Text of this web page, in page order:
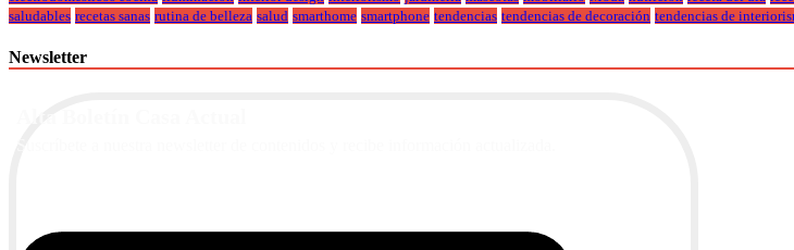
saludables recetas sanas rutina de belleza salud smarthome smartphone tendencias tendencias de decoración tendencias de
Newsletter